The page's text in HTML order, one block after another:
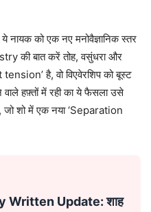
नायक को एक नए मनोवैज्ञानिक स्तर
की बात करें तोह, वसुंधरा और
है, वो विएवेरशिप को बूस्ट
हफ़्तों में रही का ये फैसला उसे
शो में एक नया ‘Separation
Written Update: शाह